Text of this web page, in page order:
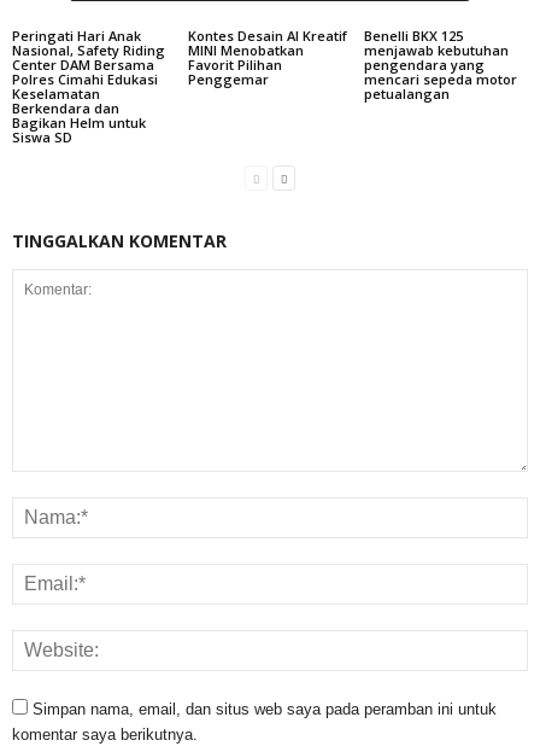
Peringati Hari Anak
Nasional, Safety Riding
Center DAM Bersama
Polres Cimahi Edukasi
Keselamatan
Berkendara dan
Bagikan Helm untuk
Siswa SD
Kontes Desain AI Kreatif
MINI Menobatkan
Favorit Pilihan
Penggemar
Benelli BKX 125
menjawab kebutuhan
pengendara yang
mencari sepeda motor
petualangan
TINGGALKAN KOMENTAR
Simpan nama, email, dan situs web saya pada peramban ini untuk
komentar saya berikutnya.